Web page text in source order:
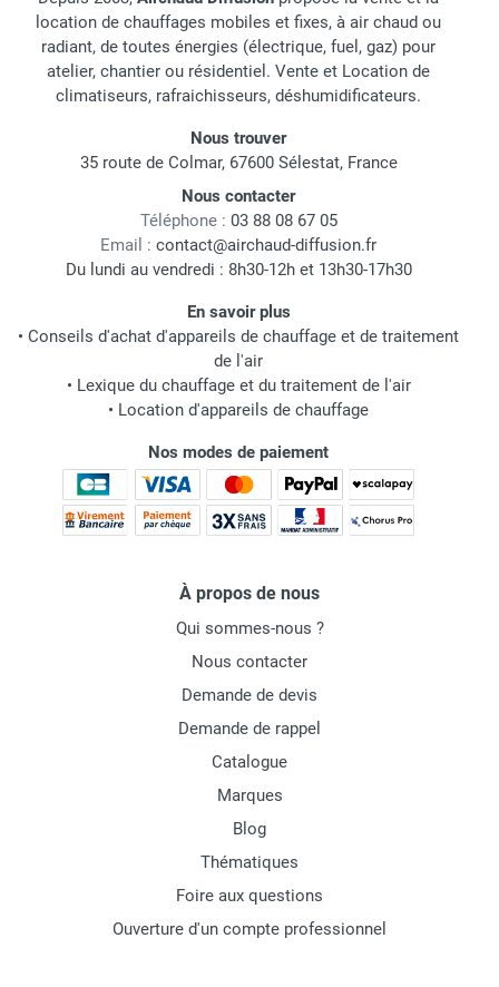
location de chauffages mobiles et fixes, à air chaud ou
radiant, de toutes énergies (électrique, fuel, gaz) pour
atelier, chantier ou résidentiel. Vente et Location de
climatiseurs, rafraichisseurs, déshumidificateurs.
Nous trouver
35 route de Colmar, 67600 Sélestat, France
Nous contacter
Téléphone : 03 88 08 67 05
Email : contact@airchaud-diffusion.fr
Du lundi au vendredi : 8h30-12h et 13h30-17h30
En savoir plus
• Conseils d'achat d'appareils de chauffage et de traitement
de l'air
• Lexique du chauffage et du traitement de l'air
• Location d'appareils de chauffage
Nos modes de paiement
À propos de nous
Qui sommes-nous ?
Nous contacter
Demande de devis
Demande de rappel
Catalogue
Marques
Blog
Thématiques
Foire aux questions
Ouverture d'un compte professionnel